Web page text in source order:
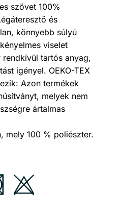
szövet 100%
és
könnyebb súlyú
viselet
tartós anyag,
igényel. OEKO-TEX
Azon termékek
melyek nem
ártalmas
mely 100 % poliészter.